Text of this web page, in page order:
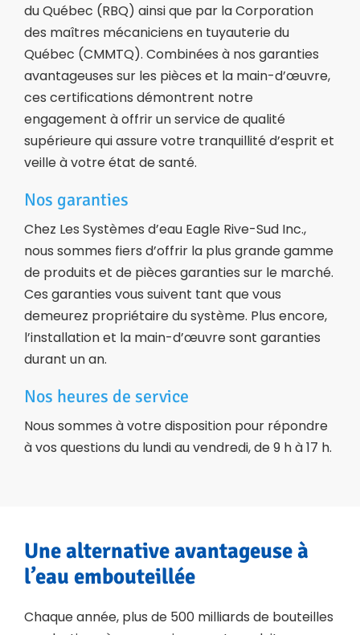
du Québec (RBQ) ainsi que par la Corporation
des maîtres mécaniciens en tuyauterie du
Québec (CMMTQ). Combinées à nos garanties
avantageuses sur les pièces et la main-d’œuvre,
ces certifications démontrent notre
engagement à offrir un service de qualité
supérieure qui assure votre tranquillité d’esprit et
veille à votre état de santé.
Nos garanties
Chez Les Systèmes d’eau Eagle Rive-Sud Inc.,
nous sommes fiers d’offrir la plus grande gamme
de produits et de pièces garanties sur le marché.
Ces garanties vous suivent tant que vous
demeurez propriétaire du système. Plus encore,
l’installation et la main-d’œuvre sont garanties
durant un an.
Nos heures de service
Nous sommes à votre disposition pour répondre
à vos questions du lundi au vendredi,de 9 h à 17 h.
Une alternative avantageuse à
l’eau embouteillée
Chaque année, plus de 500 milliards de bouteilles